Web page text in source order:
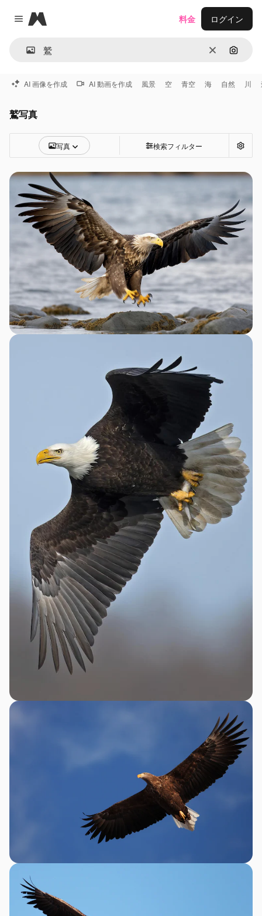
Close menu
Magnific
消去 画像で
料金 ログイン
AI 画像を作成 AI 動画を作成 風景 空 青空 海 自然 川
鷲写真
写真 検索フィルター